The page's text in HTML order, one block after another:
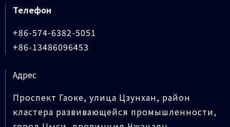
Телефон
+86-574-6382-5051
+86-13486096453
Адрес
Проспект Гаоке, улица Цзунхан, район
кластера развивающейся промышленности,